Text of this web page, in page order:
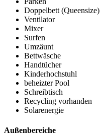
Doppelbett (Queensize)
Ventilator
Mixer
Surfen
Umzäunt
Bettwäsche
Handtücher
Kinderhochstuhl
beheizter Pool
Schreibtisch
Recycling vorhanden
Solarenergie
Außenbereiche